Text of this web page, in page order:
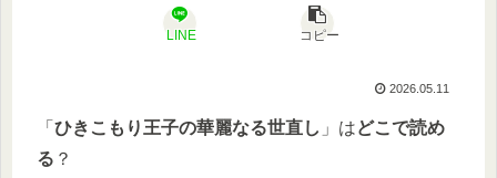
LINE コピー
2026.05.11
「 ひきこもり王子の華麗なる世直し 」はどこで読め
る ？